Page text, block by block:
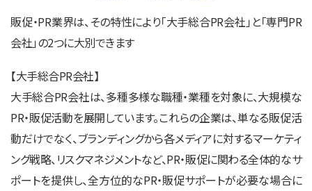
販促・PR業界は、その特性により「大手総合PR会社」と「専門PR
会社」の2つに大別できます
【大手総合PR会社】
大手総合PR会社は、多種多様な職種・業種を対象に、大規模な
PR・販促活動を展開しています。これらの企業は、単なる販促活
動だけでなく、ブランディングから各メディアに対するマーケティ
ング戦略、リスクマネジメントなど、PR・販促に関わる全体的なサ
ポートを提供し、全方位的なPR・販促サポートが必要な場合に